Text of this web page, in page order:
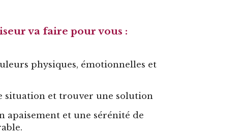
va faire pour vous :
physiques, émotionnelles et
situation et trouver une solution
apaisement et une sérénité de